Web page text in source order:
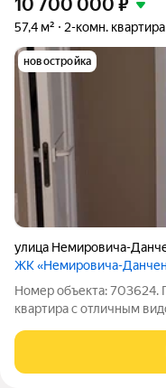
10 700 000 ₽
57,4 м² 2-комн. квартира
новостройка
улица Немировича-
ЖК «Немировича-
Номер объекта: 703624.
квартира с отличным
находится на отличной
различные магазины,